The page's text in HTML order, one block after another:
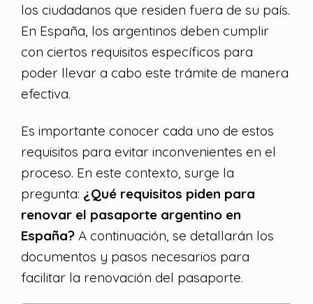
los ciudadanos que residen fuera de su país.
En España, los argentinos deben cumplir
con ciertos requisitos específicos para
poder llevar a cabo este trámite de manera
efectiva.
Es importante conocer cada uno de estos
requisitos para evitar inconvenientes en el
proceso. En este contexto, surge la
pregunta: ¿Qué requisitos piden para
renovar el pasaporte argentino en
España? A continuación, se detallarán los
documentos y pasos necesarios para
facilitar la renovación del pasaporte.